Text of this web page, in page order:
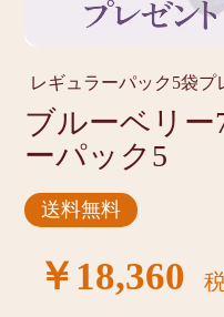
ブルーベリー
ーパック5
送料無料
￥18,360
レギュラーパック5袋プ